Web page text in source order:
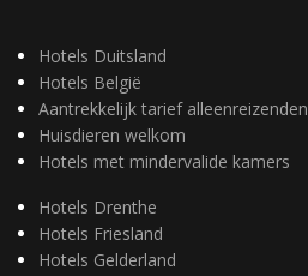
Hotels Duitsland
Hotels België
Aantrekkelijk tarief alleenreizenden
Huisdieren welkom
Hotels met mindervalide kamers
Hotels Drenthe
Hotels Friesland
Hotels Gelderland